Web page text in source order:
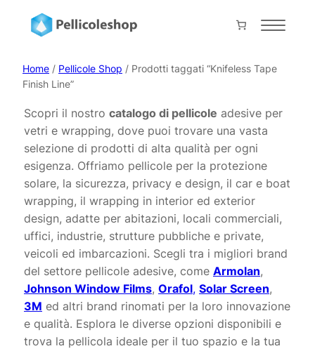
Home
About
Servizi
Shop
Progetti
Prodotti
Contatti
Collabora con noi
Il mio account
Carrello
Pagamento
Home / Pellicole Shop / Prodotti taggati “Knifeless Tape
Finish Line”
Scopri il nostro catalogo di pellicole adesive per
vetri e wrapping, dove puoi trovare una vasta
selezione di prodotti di alta qualità per ogni
esigenza. Offriamo pellicole per la protezione
solare, la sicurezza, privacy e design, il car e boat
wrapping, il wrapping in interior ed exterior
design, adatte per abitazioni, locali commerciali,
uffici, industrie, strutture pubbliche e private,
veicoli ed imbarcazioni. Scegli tra i migliori brand
del settore pellicole adesive, come Armolan,
Johnson Window Films, Orafol, Solar Screen,
3M ed altri brand rinomati per la loro innovazione
e qualità. Esplora le diverse opzioni disponibili e
trova la pellicola ideale per il tuo spazio e la tua